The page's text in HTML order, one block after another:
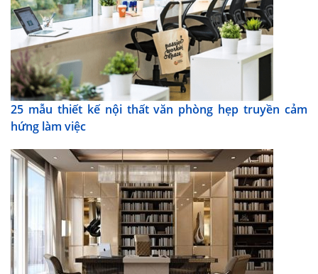
25 mẫu thiết kế nội thất văn phòng hẹp truyền cảm
hứng làm việc